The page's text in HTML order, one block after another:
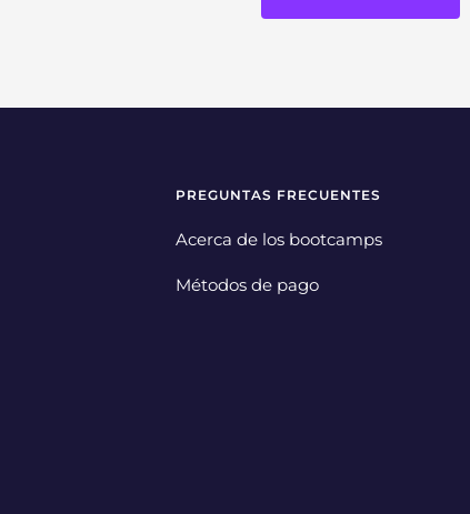
PREGUNTAS FRECUENTES
Acerca de los bootcamps
Métodos de pago